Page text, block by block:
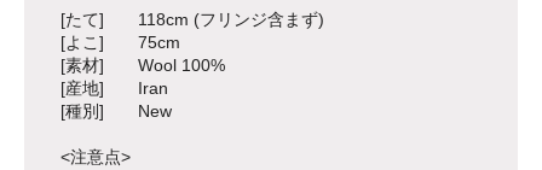
[たて] 118cm (フリンジ含まず)
[よこ] 75cm
[素材] Wool 100%
[産地] Iran
[種別] New
<注意点>